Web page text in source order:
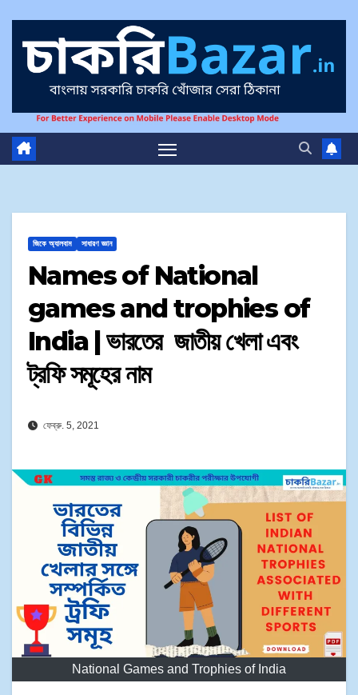
জিকে অ্যালবাম সাধারণ জ্ঞান
Names of National
games and trophies of
India | ভারতের জাতীয় খেলা এবং
ট্রফি সমূহের নাম
ফেব্রু. 5, 2021
National Games and Trophies of India